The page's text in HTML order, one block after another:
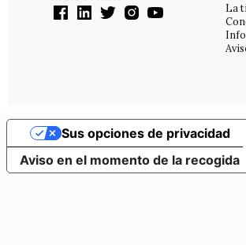
La
Aviso en el momento de la recogida
Sus opciones de privacidad